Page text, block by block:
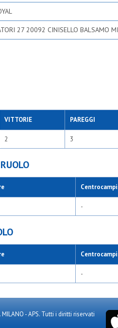
27 20092 CINISELLO BALSAMO MI
VITTORIE PAREGGI
2 3
-
-
MILANO - APS. Tutti i diritti riservati